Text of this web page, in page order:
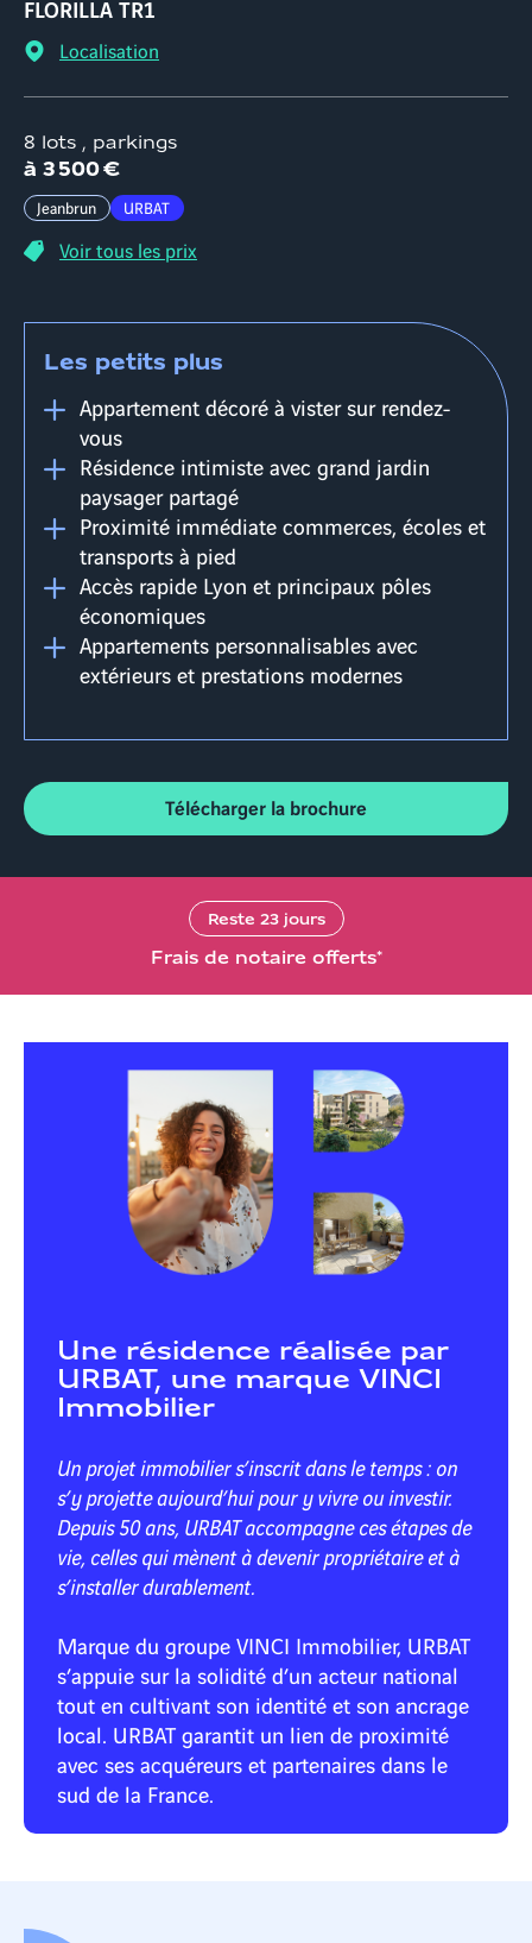
FLORILLA TR1
Localisation
8 lots , parkings
à 3 500 €
Jeanbrun URBAT
Voir tous les prix
Les petits plus
Appartement décoré à vister sur rendez-
vous
Résidence intimiste avec grand jardin
paysager partagé
Proximité immédiate commerces, écoles et
transports à pied
Accès rapide Lyon et principaux pôles
économiques
Appartements personnalisables avec
extérieurs et prestations modernes
Télécharger la brochure
Reste 23jours
Frais de notaire offerts*
Une résidence réalisée par
URBAT, une marque VINCI
Immobilier
Un projet immobilier s’inscrit dans le temps : on
s’y projette aujourd’hui pour y vivre ou investir.
Depuis 50 ans, URBAT accompagne ces étapes de
vie, celles qui mènent à devenir propriétaire et à
s’installer durablement.
Marque du groupe VINCI Immobilier, URBAT
s’appuie sur la solidité d’un acteur national
tout en cultivant son identité et son ancrage
local. URBAT garantit un lien de proximité
avec ses acquéreurs et partenaires dans le
sud de la France.